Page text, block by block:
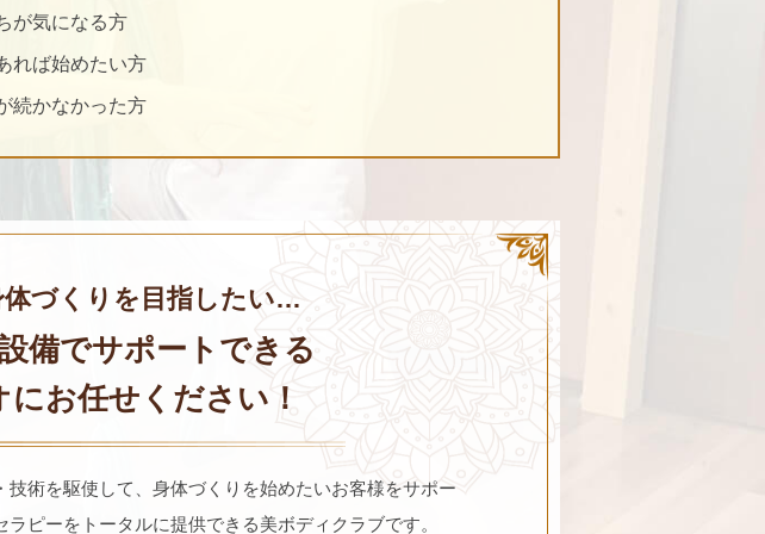
が気になる方
れば始めたい方
続かなかった方
づくりを 目指したい…
備でサポートできる
にお任せください！
術を駆使して、身体づくりを始めたいお客様をサポー
ピーをトータルに提供できる美ボディクラブです。